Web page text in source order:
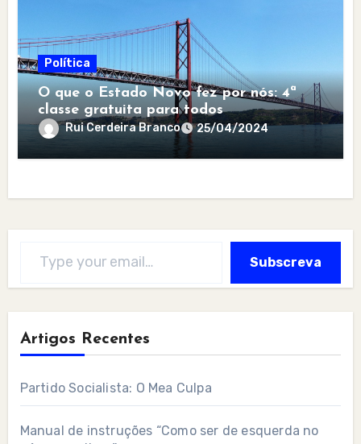
Política
O que o Estado Novo fez por nós: 4ª
classe gratuita para todos
Rui Cerdeira Branco 25/04/2024
Subscreva
Artigos Recentes
Partido Socialista: O Mea Culpa
Manual de instruções “Como ser de esquerda no